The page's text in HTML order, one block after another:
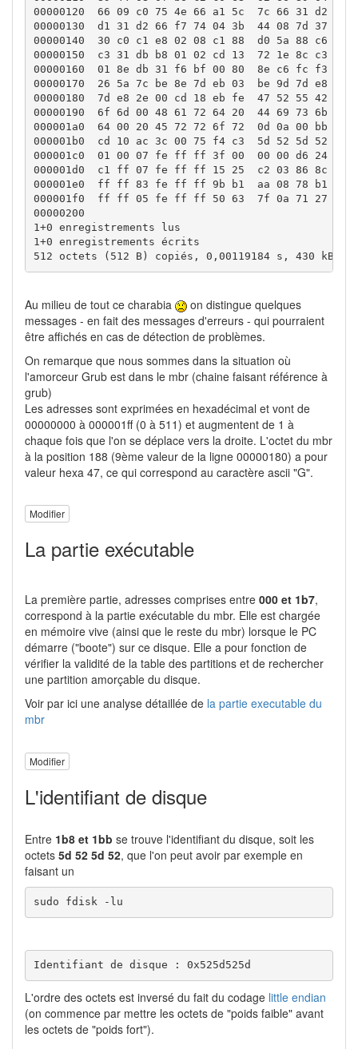
00000120  66 09 c0 75 4e 66 a1 5c  7c 66 31
00000130  d1 31 d2 66 f7 74 04 3b  44 08 7d
00000140  30 c0 c1 e8 02 08 c1 88  d0 5a 88
00000150  c3 31 db b8 01 02 cd 13  72 1e 8c
00000160  01 8e db 31 f6 bf 00 80  8e c6 fc
00000170  26 5a 7c be 8e 7d eb 03  be 9d 7d
00000180  7d e8 2e 00 cd 18 eb fe  47 52 55 42
00000190  6f 6d 00 48 61 72 64 20  44 69 73 6b 00
000001a0  64 00 20 45 72 72 6f 72  0d 0a 00 bb
000001b0  cd 10 ac 3c 00 75 f4 c3  5d 52 5d 52
000001c0  01 00 07 fe ff ff 3f 00  00 00 d6 24
000001d0  c1 ff 07 fe ff ff 15 25  c2 03 86 8c
000001e0  ff ff 83 fe ff ff 9b b1  aa 08 78 b1
000001f0  ff ff 05 fe ff ff 50 63  7f 0a 71 27
00000200
1+0 enregistrements lus
1+0 enregistrements écrits
512 octets (512 B) copiés, 0,00119184 s, 430 kB/s
Au milieu de tout ce charabia
on distingue quelques
messages - en fait des messages d'erreurs - qui pourraient
être affichés en cas de détection de problèmes.
On remarque que nous sommes dans la situation où
l'amorceur Grub est dans le mbr (chaine faisant référence à
grub)
Les adresses sont exprimées en hexadécimal et vont de
00000000 à 000001ff (0 à 511) et augmentent de 1 à
chaque fois que l'on se déplace vers la droite. L'octet du mbr
à la position 188 (9ème valeur de la ligne 00000180) a pour
valeur hexa 47, ce qui correspond au caractère ascii "G".
Modifier
La partie exécutable
La première partie, adresses comprises entre 000 et 1b7,
correspond à la partie exécutable du mbr. Elle est chargée
en mémoire vive (ainsi que le reste du mbr) lorsque le PC
démarre ("boote") sur ce disque. Elle a pour fonction de
vérifier la validité de la table des partitions et de rechercher
une partition amorçable du disque.
Voir par ici une analyse détaillée de la partie executable du
mbr
Modifier
L'identifiant de disque
Entre 1b8 et 1bb se trouve l'identifiant du disque, soit les
octets 5d 52 5d 52, que l'on peut avoir par exemple en
faisant un
sudo fdisk -lu
Identifiant de disque : 0x525d525d
L'ordre des octets est inversé du fait du codage little endian
(on commence par mettre les octets de "poids faible" avant
les octets de "poids fort").